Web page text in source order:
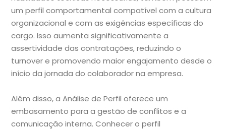
um perfil comportamental compatível com a cultura
organizacional e com as exigências específicas do
cargo. Isso aumenta significativamente a
assertividade das contratações, reduzindo o
turnover e promovendo maior engajamento desde o
início da jornada do colaborador na empresa.
Além disso, a Análise de Perfil oferece um
embasamento para a gestão de conflitos e a
comunicação interna. Conhecer o perfil